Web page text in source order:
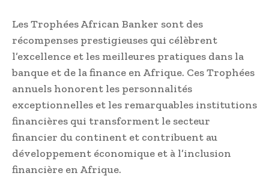
Les Trophées African Banker sont des
récompenses prestigieuses qui célèbrent
l’excellence et les meilleures pratiques dans la
banque et de la finance en Afrique. Ces Trophées
annuels honorent les personnalités
exceptionnelles et les remarquables institutions
financières qui transforment le secteur
financier du continent et contribuent au
développement économique et à l’inclusion
financière en Afrique.